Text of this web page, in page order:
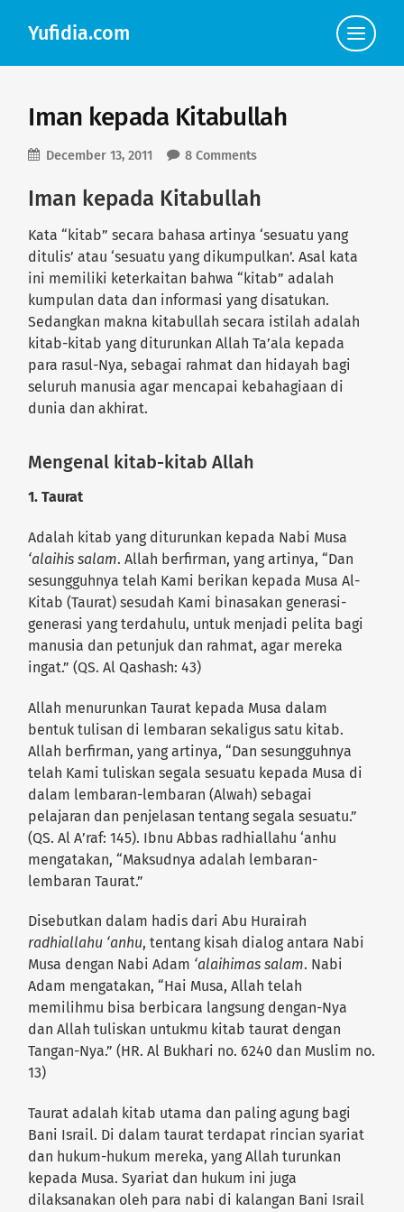
Yufidia.com
Click
to
view
Iman kepada Kitabullah
December 13, 2011 8 Comments
Iman kepada Kitabullah
Kata “kitab” secara bahasa artinya ‘sesuatu yang
ditulis’ atau ‘sesuatu yang dikumpulkan’. Asal kata
ini memiliki keterkaitan bahwa “kitab” adalah
kumpulan data dan informasi yang disatukan.
Sedangkan makna kitabullah secara istilah adalah
kitab-kitab yang diturunkan Allah Ta’ala kepada
para rasul-Nya, sebagai rahmat dan hidayah bagi
seluruh manusia agar mencapai kebahagiaan di
dunia dan akhirat.
Mengenal kitab-kitab Allah
1. Taurat
Adalah kitab yang diturunkan kepada Nabi Musa
‘alaihis salam. Allah berfirman, yang artinya, “Dan
sesungguhnya telah Kami berikan kepada Musa Al-
Kitab (Taurat) sesudah Kami binasakan generasi-
generasi yang terdahulu, untuk menjadi pelita bagi
manusia dan petunjuk dan rahmat, agar mereka
ingat.” (QS. Al Qashash: 43)
Allah menurunkan Taurat kepada Musa dalam
bentuk tulisan di lembaran sekaligus satu kitab.
Allah berfirman, yang artinya, “Dan sesungguhnya
telah Kami tuliskan segala sesuatu kepada Musa di
dalam lembaran-lembaran (Alwah) sebagai
pelajaran dan penjelasan tentang segala sesuatu.”
(QS. Al A’raf: 145). Ibnu Abbas radhiallahu ‘anhu
mengatakan, “Maksudnya adalah lembaran-
lembaran Taurat.”
Disebutkan dalam hadis dari Abu Hurairah
radhiallahu ‘anhu, tentang kisah dialog antara Nabi
Musa dengan Nabi Adam ‘alaihimas salam. Nabi
Adam mengatakan, “Hai Musa, Allah telah
memilihmu bisa berbicara langsung dengan-Nya
dan Allah tuliskan untukmu kitab taurat dengan
Tangan-Nya.” (HR. Al Bukhari no. 6240 dan Muslim no.
13)
Taurat adalah kitab utama dan paling agung bagi
Bani Israil. Di dalam taurat terdapat rincian syariat
dan hukum-hukum mereka, yang Allah turunkan
kepada Musa. Syariat dan hukum ini juga
dilaksanakan oleh para nabi di kalangan Bani Israil